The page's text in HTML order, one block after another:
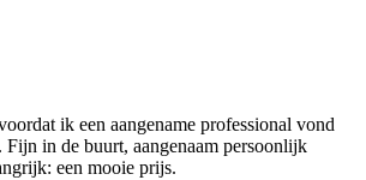
ik een aangename professional vond
in de buurt, aangenaam persoonlijk
een mooie prijs.